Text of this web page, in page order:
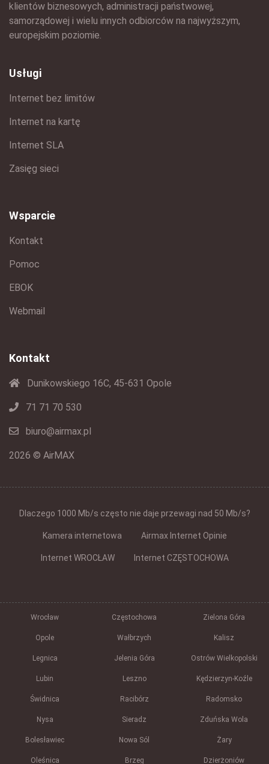
klientów biznesowych, administracji państwowej,
samorządowej i wielu innych odbiorców na najwyższym,
europejskim poziomie.
Usługi
Internet bez limitów
Internet na kartę
Internet SLA
Zasięg sieci
Wsparcie
Kontakt
Pomoc
EBOK
Webmail
Kontakt
Dunikowskiego 16C, 45-631 Opole
71 71 70 530
biuro@airmax.pl
2026 © AirMAX
Dlaczego 1000 Mb/s często nie daje przewagi nad 50 Mb/s?
Kamera internetowa Airmax Internet Opinie
Internet WROCŁAW Internet CZĘSTOCHOWA
Wrocław Częstochowa Zielona Góra
Opole Wałbrzych Kalisz
Legnica Jelenia Góra Ostrów Wielkopolski
Lubin Leszno Kędzierzyn-Koźle
Świdnica Racibórz Radomsko
Nysa Sieradz Zduńska Wola
Bolesławiec Nowa Sól Żary
Oleśnica Brzeg Dzierżoniów